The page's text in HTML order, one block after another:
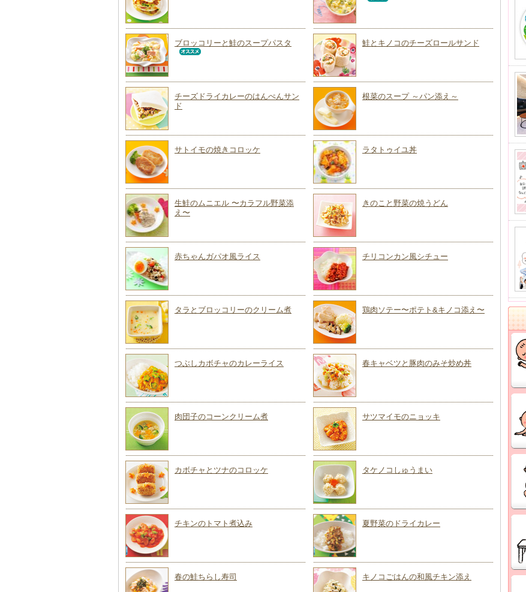
ブロッコリーと鮭のスープパスタ 鮭とキノコのチーズロールサンド
チーズドライカレーのはんぺんサン
ド
根菜のスープ ～パン添え～
サトイモの焼きコロッケ ラタトゥイユ丼
生鮭のムニエル 〜カラフル野菜添
え〜
きのこと野菜の焼うどん
赤ちゃんガパオ風ライス チリコンカン風シチュー
タラとブロッコリーのクリーム煮 鶏肉ソテー〜ポテト&キノコ添え〜
つぶしカボチャのカレーライス 春キャベツと豚肉のみそ炒め丼
肉団子のコーンクリーム煮 サツマイモのニョッキ
カボチャとツナのコロッケ タケノコしゅうまい
チキンのトマト煮込み 夏野菜のドライカレー
春の鮭ちらし寿司 キノコごはんの和風チキン添え